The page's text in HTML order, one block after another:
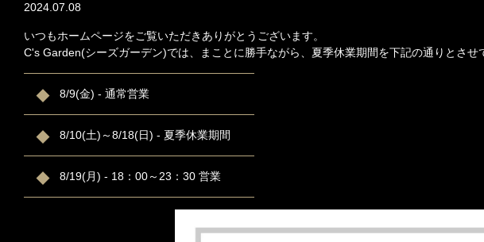
2024.07.08
いつもホームページをご覧いただきありがとうございます。
C's Garden(シーズガーデン)では、まことに勝手ながら、夏季休業期間を下記の通りとさせ
8/9(金) - 通常営業
8/10(土)～8/18(日) - 夏季休業期間
8/19(月) - 18：00～23：30 営業